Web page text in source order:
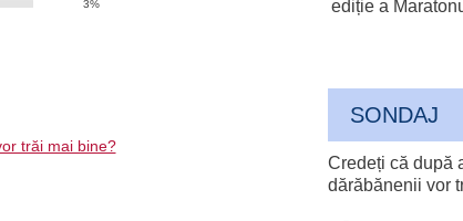
3%
trăi mai bine?
ediție a
SONDAJ
Credeți că după
dărăbănenii vor